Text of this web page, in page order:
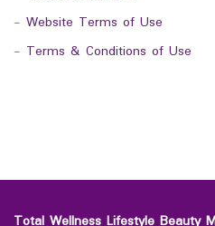
- Website Terms of Use
- Terms & Conditions of Use
Total Wellness Lifestyle Beauty